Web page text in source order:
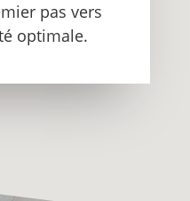
pas vers
optimale.